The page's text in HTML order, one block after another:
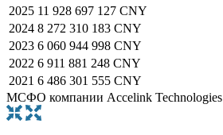
2025 11 928 697 127 CNY
2024 8 272 310 183 CNY
2023 6 060 944 998 CNY
2022 6 911 881 248 CNY
2021 6 486 301 555 CNY
МСФО компании Accelink Technologies